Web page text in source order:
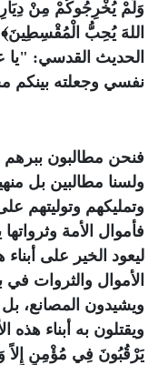
وَلَمْ يُخْرِجُوكُمْ مِنْ
اللهَ يُحِبُّ الْمُقْسِطِينَ﴾
الحديث القدسي: "
نفسي وجعلته بينكم
فنحن مطالبون ببرهم
ولسنا مطالبين بل
وتمليكهم وتوليتهم
فأموال الأمة
ليعود الخير على
الأموال والثروات في
ويشيدون المصانع،
ويقتلون به أبناء هذه
يَرْقُبُونَ فِي مُؤْمِنٍ إِلاً